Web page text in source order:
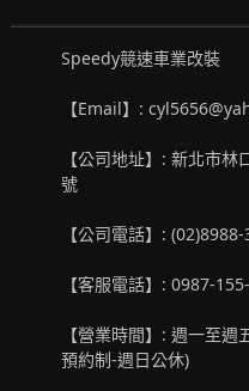
Speedy競速車業改裝
【Email】:
【公司地址】: 新北市
號
【公司電話】:
【客服電話】: 0987-
【營業時間】: 週一至
預約制-週日公休)